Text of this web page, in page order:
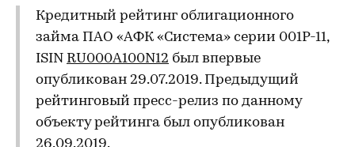
Кредитный рейтинг облигационного
займа ПАО «АФК «Система» серии 001P-11,
ISIN RU000A100N12 был впервые
опубликован 29.07.2019. Предыдущий
рейтинговый пресс-релиз по данному
объекту рейтинга был опубликован